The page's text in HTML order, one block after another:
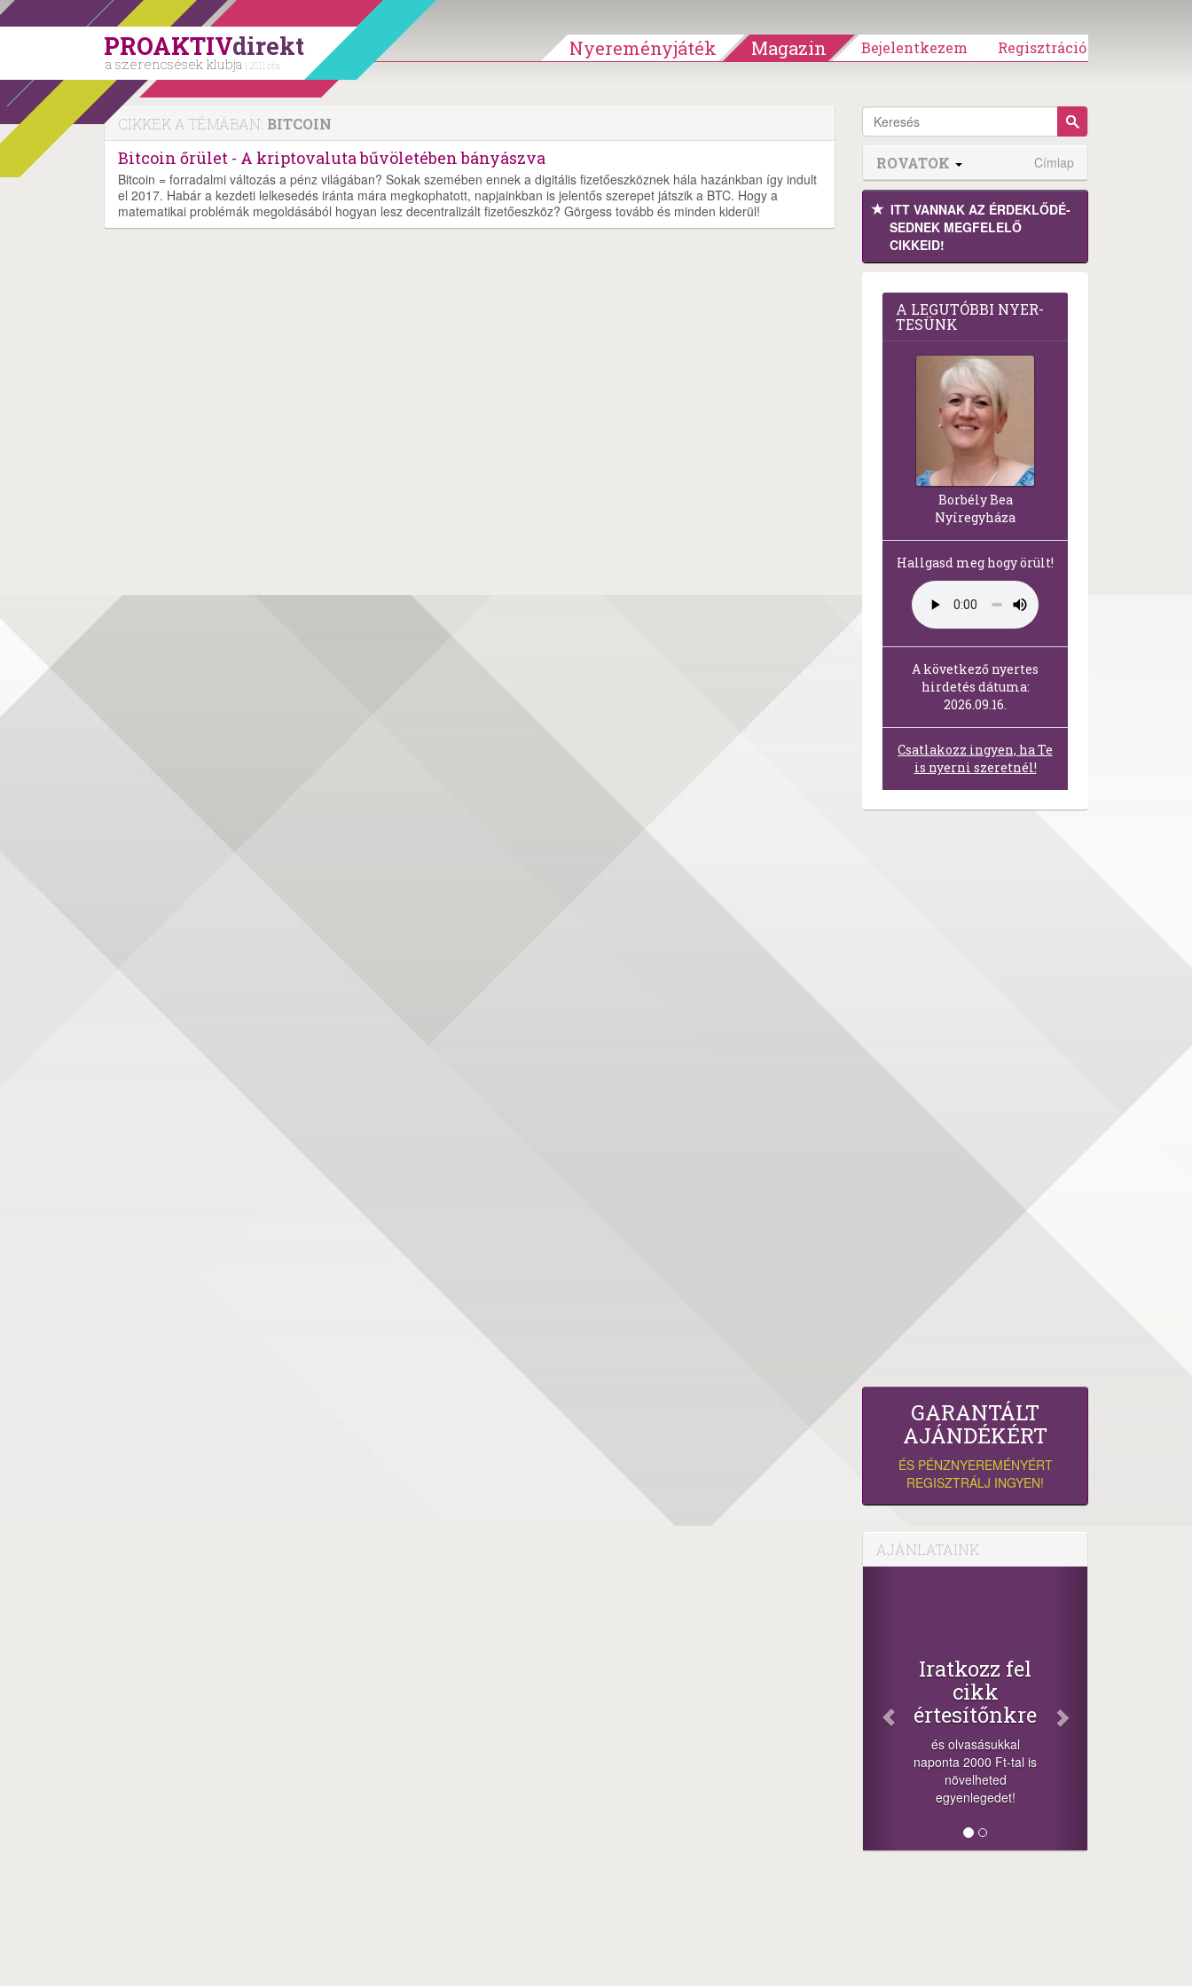
PROAKTIVdirekt
a szerencsések klubja | 2011 óta
Nyereményjáték Magazin Bejelentkezem Regisztráció
CIKKEK A TÉMÁBAN: BITCOIN
Bitcoin őrület - A kriptovaluta bűvöletében bányászva
Bitcoin = forradalmi változás a pénz világában? Sokak szemében ennek a digitális fizetőeszköznek hála hazánkban így indult
el 2017. Habár a kezdeti lelkesedés iránta mára megkophatott, napjainkban is jelentős szerepet játszik a BTC. Hogy a
matematikai problémák megoldásából hogyan lesz decentralizált fizetőeszköz? Görgess tovább és minden kiderül!
ROVATOK Címlap
ITT VANNAK AZ ÉRDEK­LŐDÉ­
SEDNEK MEGFE­LELŐ
CIKKEID!
A LEG­U­TÓB­BI NYER­
TE­SÜNK
Borbély Bea
Nyíregyháza
Hallgasd meg hogy örült!
A következő nyertes
hirdetés dátuma:
2026.09.16.
Csatlakozz ingyen, ha Te
is nyerni szeretnél!
GARANTÁLT
AJÁNDÉKÉRT
ÉS PÉNZNYEREMÉNYÉRT
REGISZTRÁLJ INGYEN!
AJÁNLATAINK
Iratkozz fel
cikk
értesítőnkre
és olvasásukkal
naponta 2000 Ft-tal is
növelheted
egyenlegedet!